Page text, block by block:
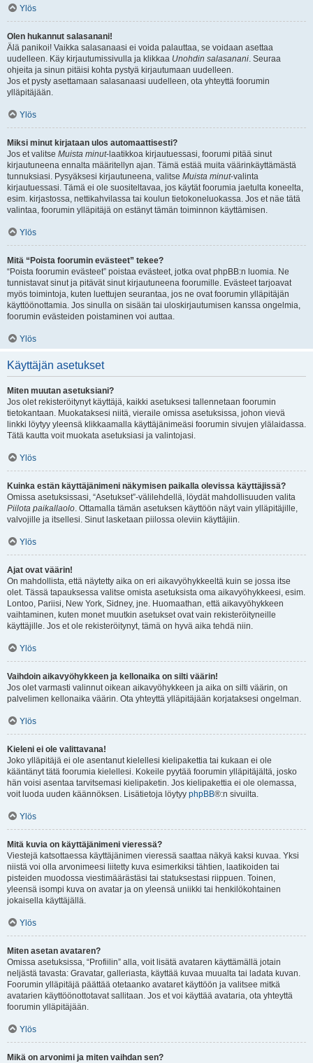
Ylös
Olen hukannut salasanani!
Älä panikoi! Vaikka salasanaasi ei voida palauttaa, se voidaan asettaa
uudelleen. Käy kirjautumissivulla ja klikkaa Unohdin salasanani. Seuraa
ohjeita ja sinun pitäisi kohta pystyä kirjautumaan uudelleen.
Jos et pysty asettamaan salasanaasi uudelleen, ota yhteyttä foorumin
ylläpitäjään.
Ylös
Miksi minut kirjataan ulos automaattisesti?
Jos et valitse Muista minut-laatikkoa kirjautuessasi, foorumi pitää sinut
kirjautuneena ennalta määritellyn ajan. Tämä estää muita väärinkäyttämästä
tunnuksiasi. Pysyäksesi kirjautuneena, valitse Muista minut-valinta
kirjautuessasi. Tämä ei ole suositeltavaa, jos käytät foorumia jaetulta koneelta,
esim. kirjastossa, nettikahvilassa tai koulun tietokoneluokassa. Jos et näe tätä
valintaa, foorumin ylläpitäjä on estänyt tämän toiminnon käyttämisen.
Ylös
Mitä “Poista foorumin evästeet” tekee?
“Poista foorumin evästeet” poistaa evästeet, jotka ovat phpBB:n luomia. Ne
tunnistavat sinut ja pitävät sinut kirjautuneena foorumille. Evästeet tarjoavat
myös toimintoja, kuten luettujen seurantaa, jos ne ovat foorumin ylläpitäjän
käyttöönottamia. Jos sinulla on sisään tai uloskirjautumisen kanssa ongelmia,
foorumin evästeiden poistaminen voi auttaa.
Ylös
Käyttäjän asetukset
Miten muutan asetuksiani?
Jos olet rekisteröitynyt käyttäjä, kaikki asetuksesi tallennetaan foorumin
tietokantaan. Muokataksesi niitä, vieraile omissa asetuksissa, johon vievä
linkki löytyy yleensä klikkaamalla käyttäjänimeäsi foorumin sivujen ylälaidassa.
Tätä kautta voit muokata asetuksiasi ja valintojasi.
Ylös
Kuinka estän käyttäjänimeni näkymisen paikalla olevissa käyttäjissä?
Omissa asetuksissasi, “Asetukset”-välilehdellä, löydät mahdollisuuden valita
Piilota paikallaolo. Ottamalla tämän asetuksen käyttöön näyt vain ylläpitäjille,
valvojille ja itsellesi. Sinut lasketaan piilossa oleviin käyttäjiin.
Ylös
Ajat ovat väärin!
On mahdollista, että näytetty aika on eri aikavyöhykkeeltä kuin se jossa itse
olet. Tässä tapauksessa valitse omista asetuksista oma aikavyöhykkeesi, esim.
Lontoo, Pariisi, New York, Sidney, jne. Huomaathan, että aikavyöhykkeen
vaihtaminen, kuten monet muutkin asetukset ovat vain rekisteröityneille
käyttäjille. Jos et ole rekisteröitynyt, tämä on hyvä aika tehdä niin.
Ylös
Vaihdoin aikavyöhykkeen ja kellonaika on silti väärin!
Jos olet varmasti valinnut oikean aikavyöhykkeen ja aika on silti väärin, on
palvelimen kellonaika väärin. Ota yhteyttä ylläpitäjään korjataksesi ongelman.
Ylös
Kieleni ei ole valittavana!
Joko ylläpitäjä ei ole asentanut kielellesi kielipakettia tai kukaan ei ole
kääntänyt tätä foorumia kielellesi. Kokeile pyytää foorumin ylläpitäjältä, josko
hän voisi asentaa tarvitsemasi kielipaketin. Jos kielipakettia ei ole olemassa,
voit luoda uuden käännöksen. Lisätietoja löytyy phpBB®:n sivuilta.
Ylös
Mitä kuvia on käyttäjänimeni vieressä?
Viestejä katsottaessa käyttäjänimen vieressä saattaa näkyä kaksi kuvaa. Yksi
niistä voi olla arvonimeesi liitetty kuva esimerkiksi tähtien, laatikoiden tai
pisteiden muodossa viestimäärästäsi tai statuksestasi riippuen. Toinen,
yleensä isompi kuva on avatar ja on yleensä uniikki tai henkilökohtainen
jokaisella käyttäjällä.
Ylös
Miten asetan avataren?
Omissa asetuksissa, “Profiilin” alla, voit lisätä avataren käyttämällä jotain
neljästä tavasta: Gravatar, galleriasta, käyttää kuvaa muualta tai ladata kuvan.
Foorumin ylläpitäjä päättää otetaanko avataret käyttöön ja valitsee mitkä
avatarien käyttöönottotavat sallitaan. Jos et voi käyttää avataria, ota yhteyttä
foorumin ylläpitäjään.
Ylös
Mikä on arvonimi ja miten vaihdan sen?